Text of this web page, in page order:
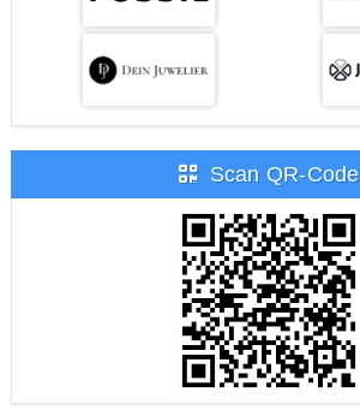
Scan QR-Code